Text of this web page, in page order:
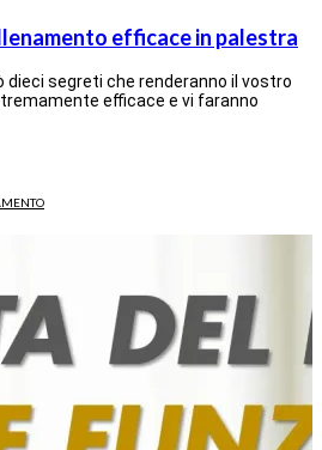
efficace in palestra
dieci segreti che renderanno il vostro
efficace e vi faranno